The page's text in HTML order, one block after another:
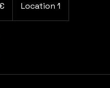
Location 1